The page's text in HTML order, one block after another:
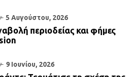
5 Αυγούστου, 2026
περιοδείας και φήμες
9 Ιουνίου, 2026